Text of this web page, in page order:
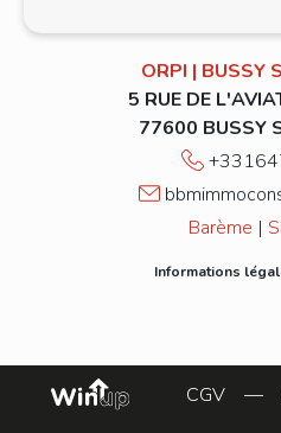
taxe d'habitation à
16 %). Quant à la
ordures
EXPLORER
ORPI | BUSSY
5 RUE DE
77600 BUSSY
Barème |
Informations
CGV —